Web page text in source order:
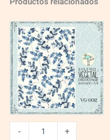
VG002
quantity
- +